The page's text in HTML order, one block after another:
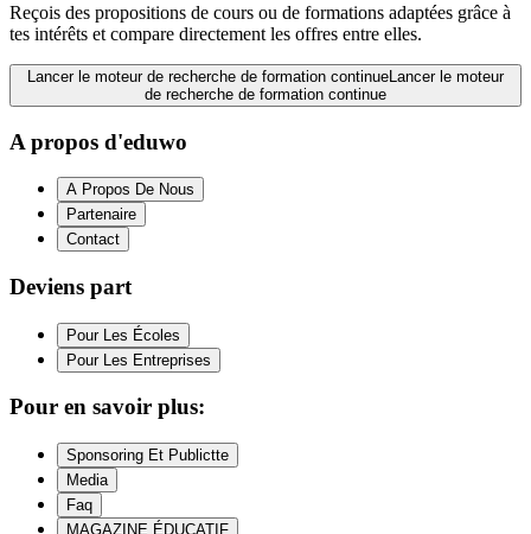
Reçois des propositions de cours ou de formations adaptées grâce à
tes intérêts et compare directement les offres entre elles.
Lancer le moteur de recherche de formation continue Lancer le moteur
de recherche de formation continue
A propos d'eduwo
A Propos De Nous
Partenaire
Contact
Deviens part
Pour Les Écoles
Pour Les Entreprises
Pour en savoir plus:
Sponsoring Et Publictte
Media
Faq
MAGAZINE ÉDUCATIF